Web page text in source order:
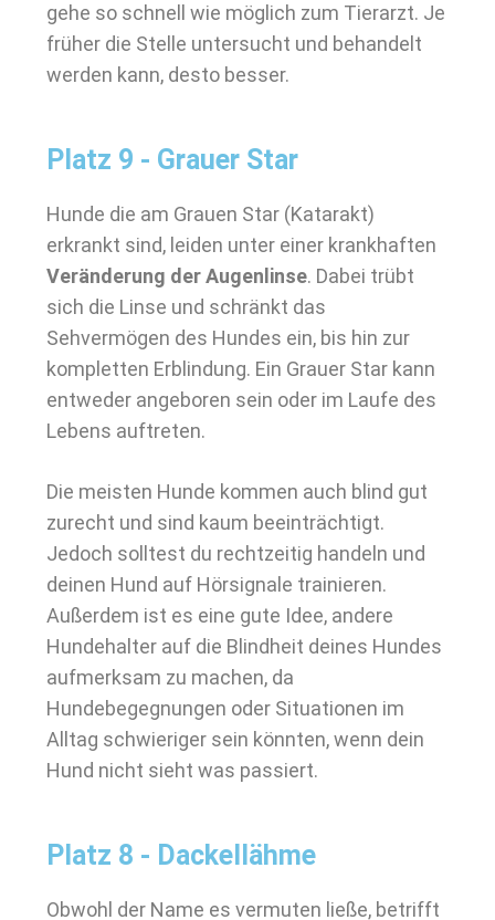
gehe so schnell wie möglich zum Tierarzt. Je
früher die Stelle untersucht und behandelt
werden kann, desto besser.
Platz 9 - Grauer Star
Hunde die am Grauen Star (Katarakt)
erkrankt sind, leiden unter einer krankhaften
Veränderung der Augenlinse. Dabei trübt
sich die Linse und schränkt das
Sehvermögen des Hundes ein, bis hin zur
kompletten Erblindung. Ein Grauer Star kann
entweder angeboren sein oder im Laufe des
Lebens auftreten.
Die meisten Hunde kommen auch blind gut
zurecht und sind kaum beeinträchtigt.
Jedoch solltest du rechtzeitig handeln und
deinen Hund auf Hörsignale trainieren.
Außerdem ist es eine gute Idee, andere
Hundehalter auf die Blindheit deines Hundes
aufmerksam zu machen, da
Hundebegegnungen oder Situationen im
Alltag schwieriger sein könnten, wenn dein
Hund nicht sieht was passiert.
Platz 8 - Dackellähme
Obwohl der Name es vermuten ließe, betrifft